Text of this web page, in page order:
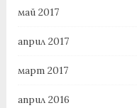
май 2017
април 2017
март 2017
април 2016